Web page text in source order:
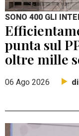
SONO 400 GLI
punta sul
oltre mille
06 Ago 2026